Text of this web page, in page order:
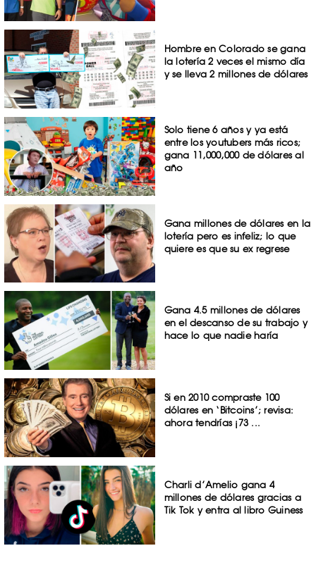
Hombre en Colorado se gana
la lotería 2 veces el mismo día
y se lleva 2 millones de dólares
Solo tiene 6 años y ya está
entre los youtubers más ricos;
gana 11,000,000 de dólares al
año
Gana millones de dólares en la
lotería pero es infeliz; lo que
quiere es que su ex regrese
Gana 4.5 millones de dólares
en el descanso de su trabajo y
hace lo que nadie haría
Si en 2010 compraste 100
dólares en ‘Bitcoins’; revisa:
ahora tendrías ¡73 ...
Charli d’Amelio gana 4
millones de dólares gracias a
Tik Tok y entra al libro Guiness